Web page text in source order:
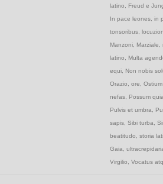
latino
Freud e
In pace leones, in
tonsoribus,
Manzoni, Marziale
latino
Multa
equi, Non nobis
Orazio
ore
nefas, Possum
Pulvis et umbra
sapis, Sibi turba
beatitudo
storia
Gaia
Virgilio
Vocatus